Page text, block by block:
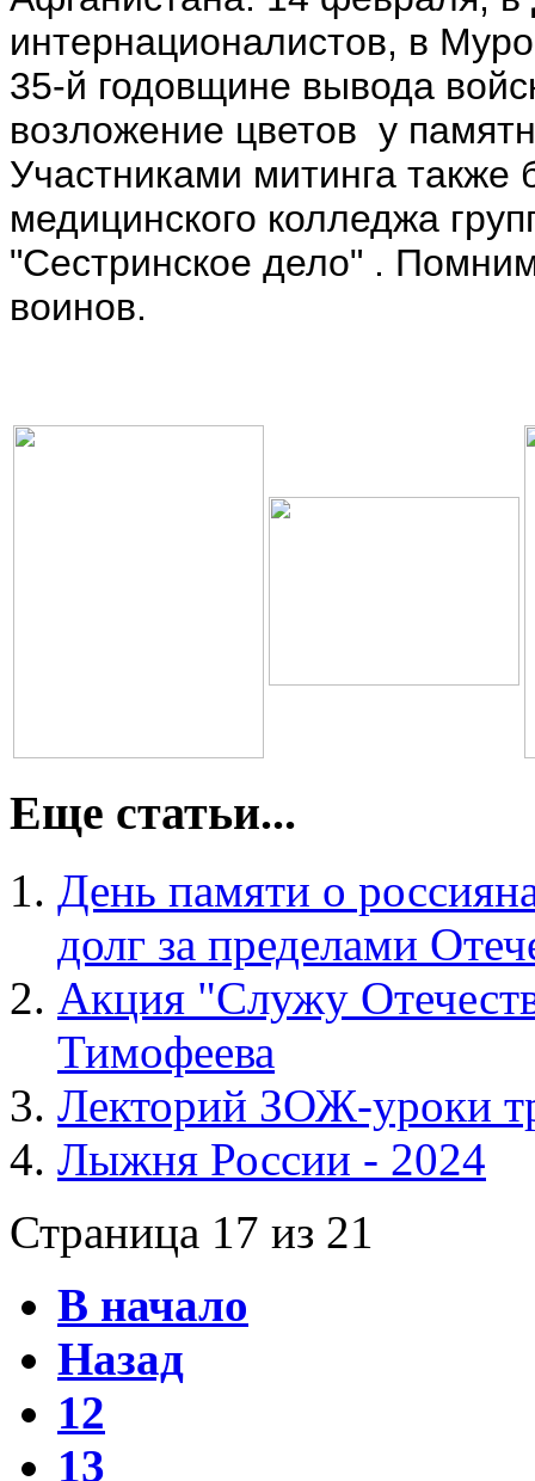
интернационалистов, в
35-й годовщине вывода
возложение цветов у
Участниками митинга
медицинского колледжа
"Сестринское дело" .
воинов.
Еще статьи...
День памяти о
долг за пределами
Акция "Служу
Тимофеева
Лекторий ЗОЖ-уроки
Лыжня России - 2024
Страница 17 из 21
В начало
Назад
12
13